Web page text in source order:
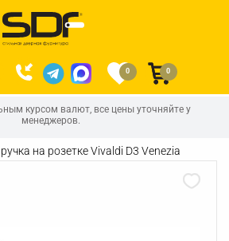
0 0
курсом валют, все цены уточняйте у
менеджеров.
на розетке Vivaldi D3 Venezia